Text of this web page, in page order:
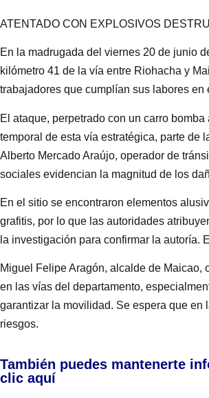
ATENTADO CON EXPLOSIVOS
En la madrugada del viernes 20 de junio
kilómetro 41 de la vía entre Riohacha y
trabajadores que cumplían sus labores
El ataque, perpetrado con un carro
temporal de esta vía estratégica, parte de
Alberto Mercado Araújo, operador de
sociales evidencian la magnitud de los
En el sitio se encontraron elementos
grafitis, por lo que las autoridades
la investigación para confirmar la autoría.
Miguel Felipe Aragón, alcalde de Maicao,
en las vías del departamento,
garantizar la movilidad. Se espera que
riesgos.
También puedes mantenerte
clic aquí